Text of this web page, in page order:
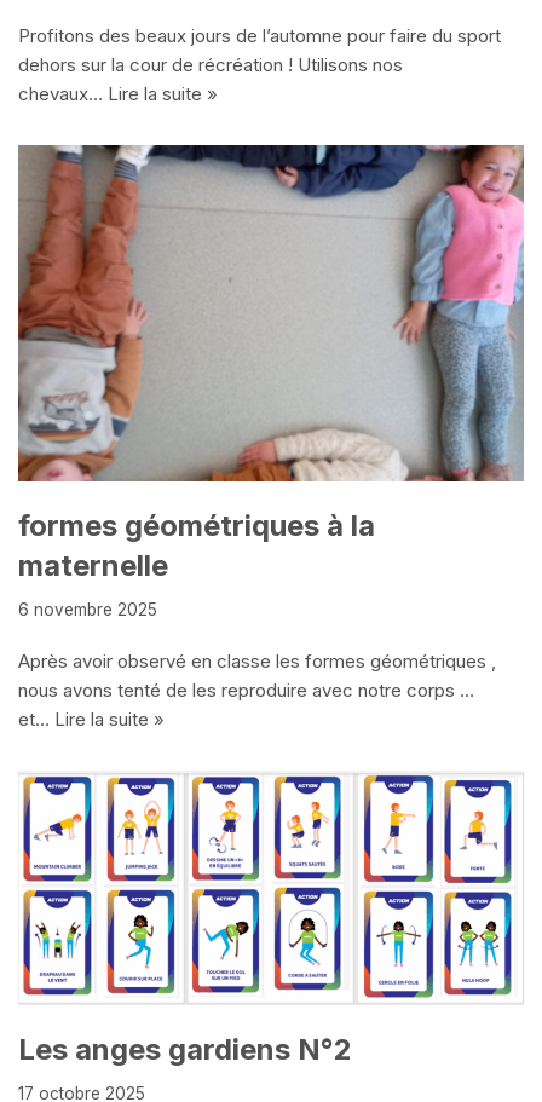
Profitons des beaux jours de l’automne pour faire du sport
dehors sur la cour de récréation ! Utilisons nos
chevaux… Lire la suite »
formes géométriques à la
maternelle
6 novembre 2025
Après avoir observé en classe les formes géométriques ,
nous avons tenté de les reproduire avec notre corps …
et… Lire la suite »
Les anges gardiens N°2
17 octobre 2025